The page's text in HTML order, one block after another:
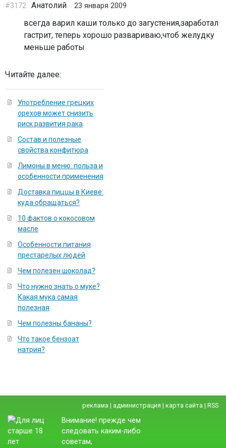
#3172 Анатолий 23 января 2009
всегда варил каши только до загустения,заработал
гастрит, теперь хорошо развариваю,чтоб желудку
меньше работы
Читайте далее:
Употребление грецких
орехов может снизить
риск развития рака
Состав и полезные
свойства конфитюра
Лимоны в меню: польза и
особенности применения
Доставка пиццы в Киеве:
куда обращаться?
10 фактов о кокосовом
масле
Особенности питания
престарелых людей
Чем полезен шоколад?
Что нужно знать о муке?
Какая мука самая
полезная
Чем полезны бананы?
Что такое бензоат
натрия?
реклама | администрация | карта сайта | RSS
Внимание! прежде чем
следовать каким-либо
советам,